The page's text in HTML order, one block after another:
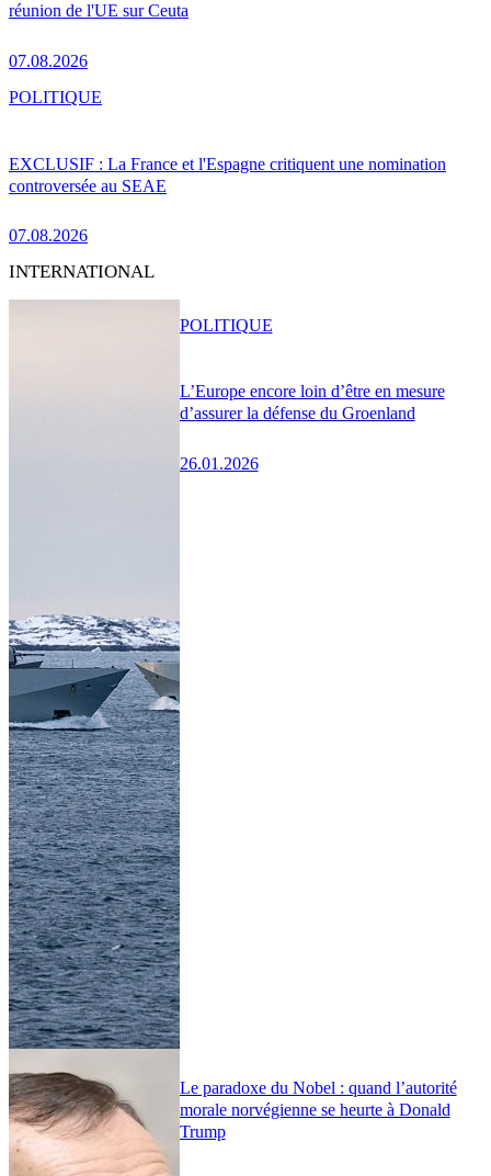
réunion de l'UE sur Ceuta
07.08.2026
EXCLUSIF : La France et l'Espagne critiquent une nomination
controversée au SEAE
07.08.2026
POLITIQUE
INTERNATIONAL
L’Europe encore loin d’être en mesure
d’assurer la défense du Groenland
26.01.2026
POLITIQUE
Le paradoxe du Nobel : quand l’autorité
morale norvégienne se heurte à Donald
Trump